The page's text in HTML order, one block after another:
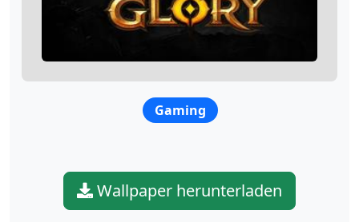
Gaming
Wallpaper herunterladen